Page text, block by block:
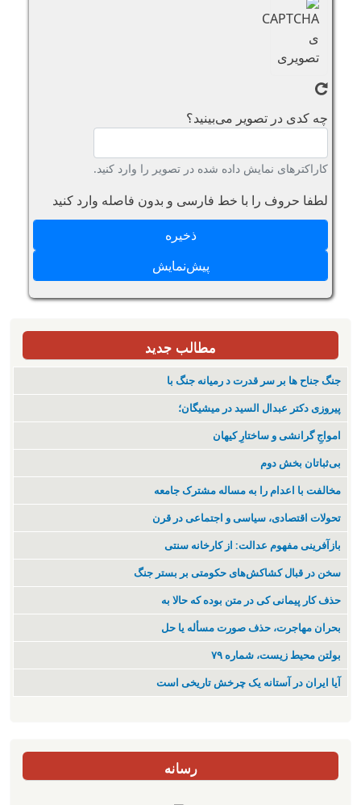
چه کدی در تصویر می‌بینید؟
کاراکترهای نمایش داده شده در تصویر را وارد کنید.
لطفا حروف را با خط فارسی و بدون فاصله وارد کنید
مطالب جدید
جنگ جناح ها بر سر قدرت د رمیانە جنگ با
پیروزی دکتر عبدال السید در میشیگان؛
‌امواجِ گرانشی و ساختارِ کیهان
بی‌ثباتان بخش دوم
مخالفت با اعدام را به مساله مشترک جامعه
تحولات اقتصادی، سیاسی و اجتماعی در قرن
بازآفرینی مفهوم عدالت: از کارخانه سنتی
سخن در قبال کشاکش‌های حکومتی بر بستر جنگ
حذف کار پیمانی کی در متن بودە کە حالا بە
بحران مهاجرت‌، حذف صورت مسأله یا حل
بولتن محیط زیست، شماره ۷۹
آیا ایران در آستانه یک چرخش تاریخی است
رسانه